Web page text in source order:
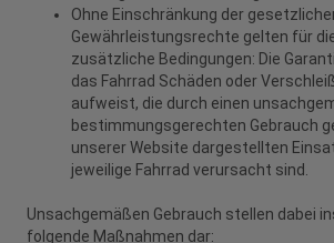
Ohne Einschränkung der
Gewährleistungsrechte gelten für
zusätzliche Bedingungen: Die
das Fahrrad Schäden oder
aufweist, die durch einen
bestimmungsgerechten Gebrauch
unserer Website dargestellten
jeweilige Fahrrad verursacht sind.
Unsachgemäßen Gebrauch stellen dabei
folgende Maßnahmen dar: